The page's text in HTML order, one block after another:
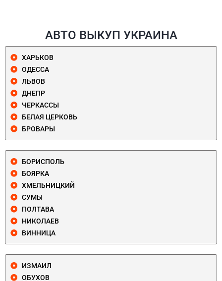
АВТО ВЫКУП УКРАИНА
ХАРЬКОВ
ОДЕССА
ЛЬВОВ
ДНЕПР
ЧЕРКАССЫ
БЕЛАЯ ЦЕРКОВЬ
БРОВАРЫ
БОРИСПОЛЬ
БОЯРКА
ХМЕЛЬНИЦКИЙ
СУМЫ
ПОЛТАВА
НИКОЛАЕВ
ВИННИЦА
ИЗМАИЛ
ОБУХОВ